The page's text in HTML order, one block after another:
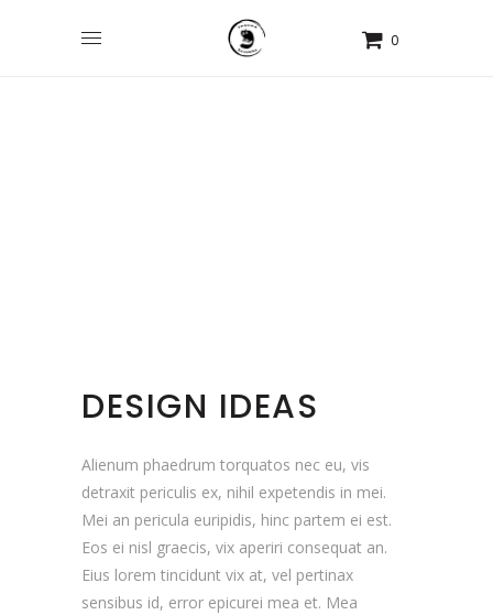
0
DESIGN IDEAS
Alienum phaedrum torquatos nec eu, vis
detraxit periculis ex, nihil expetendis in mei.
Mei an pericula euripidis, hinc partem ei est.
Eos ei nisl graecis, vix aperiri consequat an.
Eius lorem tincidunt vix at, vel pertinax
sensibus id, error epicurei mea et. Mea